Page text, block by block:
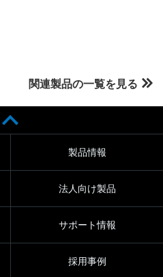
関連製品の一覧を見る
製品情報
法人向け製品
サポート情報
採用事例